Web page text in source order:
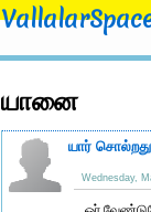
யானை
யார்
Wednesday,